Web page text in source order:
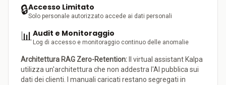
🔒Accesso Limitato
Solo personale autorizzato accede ai dati personali
📊Audit e Monitoraggio
Log di accesso e monitoraggio continuo delle anomalie
Architettura RAG Zero-Retention: Il virtual assistant Kalpa
utilizza un'architettura che non addestra l'AI pubblica sui
dati dei clienti. I manuali caricati restano segregati in